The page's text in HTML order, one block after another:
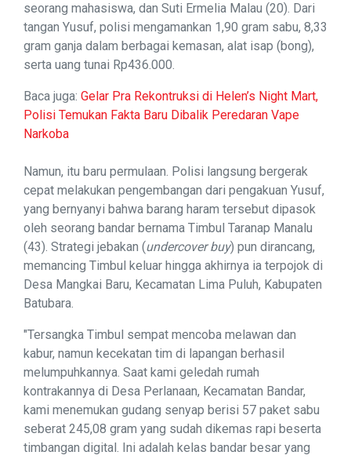
seorang mahasiswa, dan Suti Ermelia Malau (20). Dari
tangan Yusuf, polisi mengamankan 1,90 gram sabu, 8,33
gram ganja dalam berbagai kemasan, alat isap (bong),
serta uang tunai Rp436.000.
Baca juga: Gelar Pra Rekontruksi di Helen’s Night Mart,
Polisi Temukan Fakta Baru Dibalik Peredaran Vape
Narkoba
Namun, itu baru permulaan. Polisi langsung bergerak
cepat melakukan pengembangan dari pengakuan Yusuf,
yang bernyanyi bahwa barang haram tersebut dipasok
oleh seorang bandar bernama Timbul Taranap Manalu
(43). Strategi jebakan (undercover buy) pun dirancang,
memancing Timbul keluar hingga akhirnya ia terpojok di
Desa Mangkai Baru, Kecamatan Lima Puluh, Kabupaten
Batubara.
"Tersangka Timbul sempat mencoba melawan dan
kabur, namun kecekatan tim di lapangan berhasil
melumpuhkannya. Saat kami geledah rumah
kontrakannya di Desa Perlanaan, Kecamatan Bandar,
kami menemukan gudang senyap berisi 57 paket sabu
seberat 245,08 gram yang sudah dikemas rapi beserta
timbangan digital. Ini adalah kelas bandar besar yang